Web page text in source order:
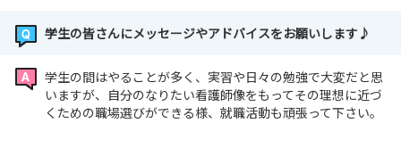
学生の皆さんにメッセージやアドバイスをお願いします♪
学生の間はやることが多く、実習や日々の勉強で大変だと思
いますが、自分のなりたい看護師像をもってその理想に近づ
くための職場選びができる様、就職活動も頑張って下さい。